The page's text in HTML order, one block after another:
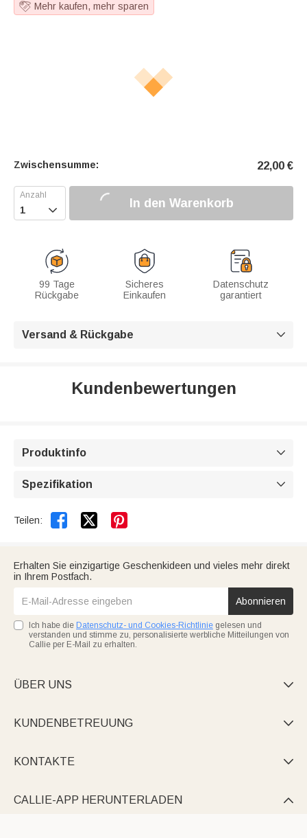
Mehr kaufen, mehr sparen
Zwischensumme: 22,00 €
 In den Warenkorb
99 Tage
Rückgabe
Sicheres
Einkaufen
Datenschutz
garantiert
Versand & Rückgabe 
Kundenbewertungen
Produktinfo 
Spezifikation 
Teilen:  
Erhalten Sie einzigartige Geschenkideen und vieles mehr direkt
in Ihrem Postfach.
Abonnieren
Ich habe die Datenschutz- und Cookies-Richtlinie gelesen und
verstanden und stimme zu, personalisierte werbliche Mitteilungen von
Callie per E-Mail zu erhalten.
ÜBER UNS 
KUNDENBETREUUNG 
KONTAKTE 
CALLIE-APP HERUNTERLADEN 